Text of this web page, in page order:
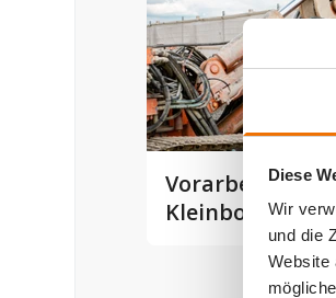
Diese
Wir
und die
Website
Vorarbeiter/
Kleinbohrung